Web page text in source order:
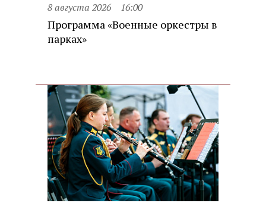
8 августа 2026 16:00
Программа «Военные оркестры в
парках»